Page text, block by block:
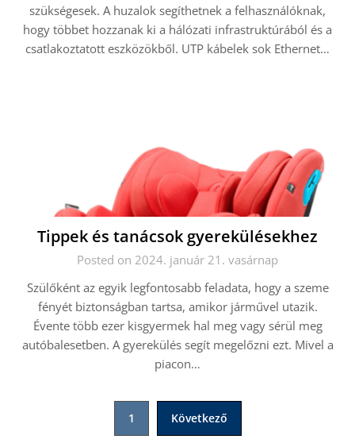
szükségesek. A huzalok segíthetnek a felhasználóknak,
hogy többet hozzanak ki a hálózati infrastruktúrából és a
csatlakoztatott eszközökből. UTP kábelek sok Ethernet…
Tippek és tanácsok gyerekülésekhez
Posted on 2024. január 21. vasárnap
Szülőként az egyik legfontosabb feladata, hogy a szeme
fényét biztonságban tartsa, amikor járművel utazik.
Évente több ezer kisgyermek hal meg vagy sérül meg
autóbalesetben. A gyerekülés segít megelőzni ezt. Mivel a
piacon…
1 Következő